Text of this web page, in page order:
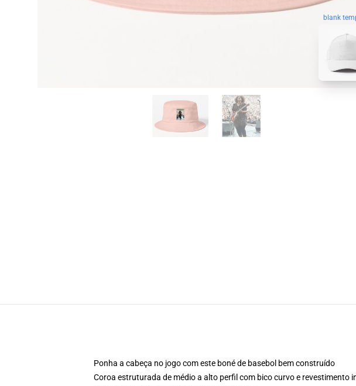
blank
Ponha a cabeça no jogo com este boné de basebol bem construído
Coroa estruturada de médio a alto perfil com bico curvo e revestimento